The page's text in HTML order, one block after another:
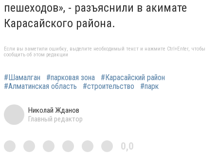
пешеходов», - разъяснили в акимате
Карасайского района.
Если вы заметили ошибку, выделите необходимый текст и нажмите Ctrl+Enter, чтобы
сообщить об этом редакции
#Шамалган #парковая зона
#Карасайский район
#Алматинская область
#строительство #парк
Николай Жданов
Главный редактор
0,0